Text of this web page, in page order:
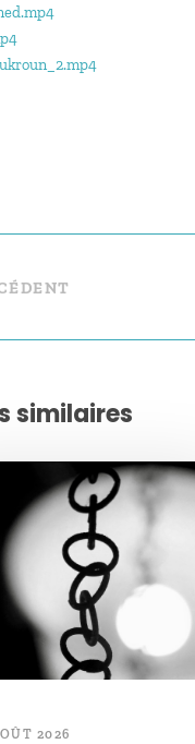
similaires
2026